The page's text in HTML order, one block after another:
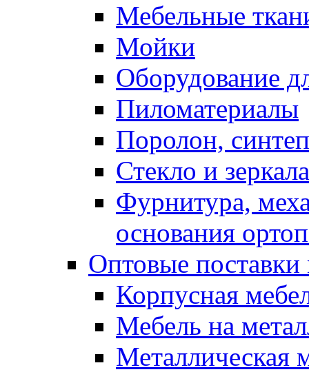
Мебельные
Мойки
Оборудование
Пиломатериалы
Поролон,
Стекло и зеркала
Фурнитура,
основания
Оптовые поставки
Корпусная
Мебель на
Металлическая